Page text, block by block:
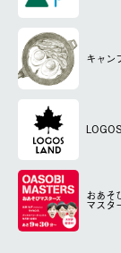
キャン
おあそ
マスタ